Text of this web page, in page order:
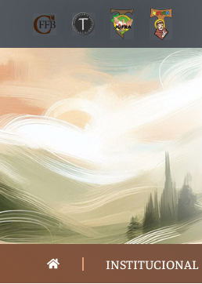
INSTITUCIONAL